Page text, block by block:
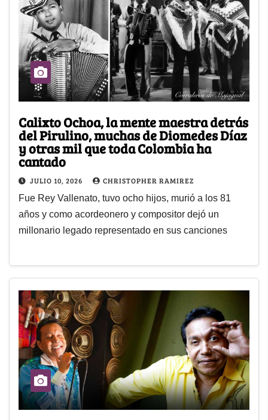
Calixto Ochoa, la mente maestra detrás
del Pirulino, muchas de Diomedes Díaz
y otras mil que toda Colombia ha
cantado
JULIO 10, 2026 CHRISTOPHER RAMIREZ
Fue Rey Vallenato, tuvo ocho hijos, murió a los 81
años y como acordeonero y compositor dejó un
millonario legado representado en sus canciones